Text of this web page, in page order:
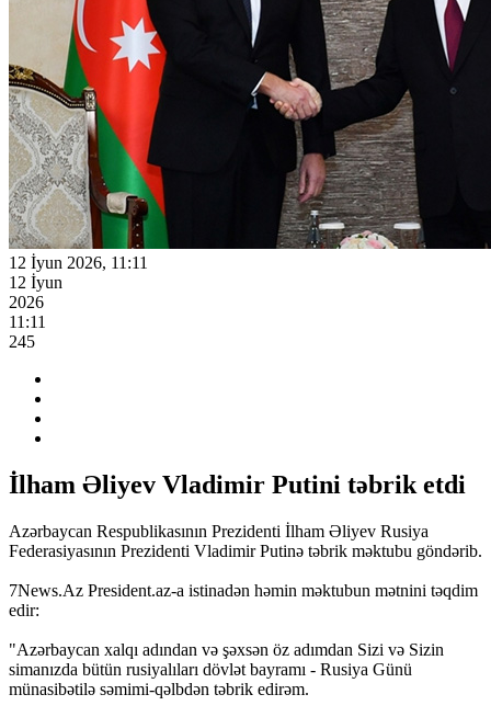
12 İyun 2026, 11:11
12 İyun
2026
11:11
245
İlham Əliyev Vladimir Putini təbrik etdi
Azərbaycan Respublikasının Prezidenti İlham Əliyev Rusiya
Federasiyasının Prezidenti Vladimir Putinə təbrik məktubu göndərib.
7News.Az President.az-a istinadən həmin məktubun mətnini təqdim
edir:
"Azərbaycan xalqı adından və şəxsən öz adımdan Sizi və Sizin
simanızda bütün rusiyalıları dövlət bayramı - Rusiya Günü
münasibətilə səmimi-qəlbdən təbrik edirəm.